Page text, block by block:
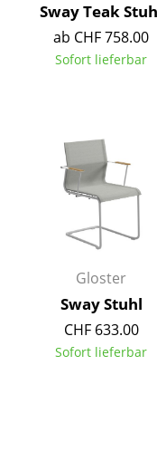
Akkuleuchten
... alle Leuchten
Doppelbetten
Einzelbetten
Stapelbetten
Kinderbetten
Nachttische &
... alle Betten
Accessoires
Sway Teak
ab CHF 758.00
Sofort lieferbar
Gloster
Sway Stuhl
CHF 633.00
Sofort lieferbar